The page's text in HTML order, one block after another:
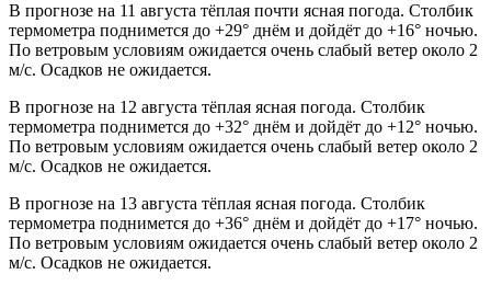
В прогнозе на 11 августа тёплая почти ясная погода. Столбик
термометра поднимется до +29° днём и дойдёт до +16° ночью.
По ветровым условиям ожидается очень слабый ветер около 2
м/с. Осадков не ожидается.
В прогнозе на 12 августа тёплая ясная погода. Столбик
термометра поднимется до +32° днём и дойдёт до +12° ночью.
По ветровым условиям ожидается очень слабый ветер около 2
м/с. Осадков не ожидается.
В прогнозе на 13 августа тёплая ясная погода. Столбик
термометра поднимется до +36° днём и дойдёт до +17° ночью.
По ветровым условиям ожидается очень слабый ветер около 2
м/с. Осадков не ожидается.